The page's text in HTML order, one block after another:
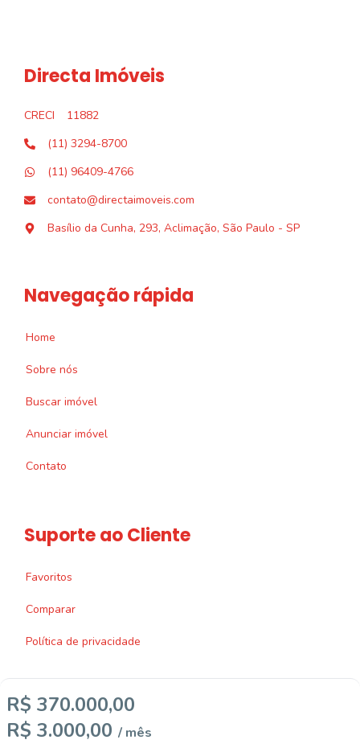
R$ 370.000,00
R$ 3.000,00 / mês
Directa Imóveis
CRECI
11882
(11) 3294-8700
(11) 96409-4766
contato@directaimoveis.com
Basílio da Cunha, 293, Aclimação, São Paulo - SP
Navegação rápida
Home
Sobre nós
Buscar imóvel
Anunciar imóvel
Contato
Suporte ao Cliente
Favoritos
Comparar
Política de privacidade